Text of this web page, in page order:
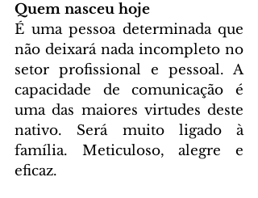
Quem nasceu hoje
É uma pessoa determinada que
não deixará nada incompleto no
setor profissional e pessoal. A
capacidade de comunicação é
uma das maiores virtudes deste
nativo. Será muito ligado à
família. Meticuloso, alegre e
eficaz.